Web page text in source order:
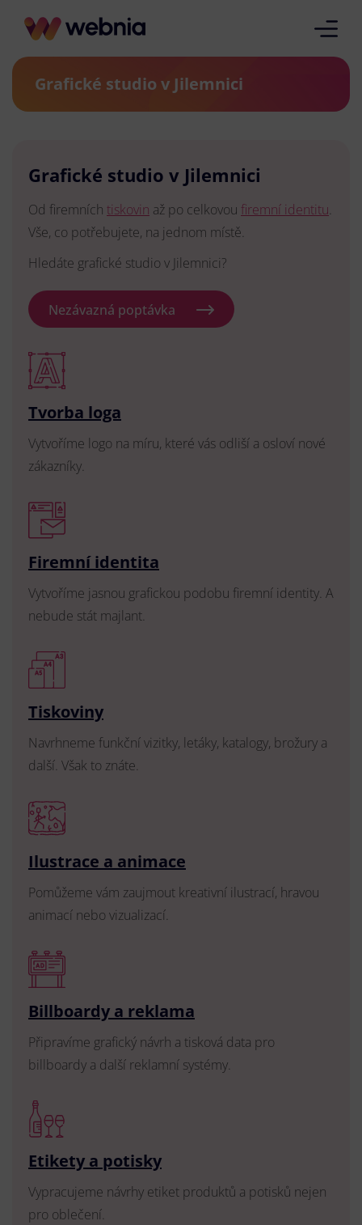
Grafické studio v Jilemnici
Grafické studio v Jilemnici
Od firemních tiskovin až po celkovou firemní identitu.
Vše, co potřebujete, na jednom místě.
Hledáte grafické studio v Jilemnici?
Nezávazná poptávka
Tvorba loga
Vytvoříme logo na míru, které vás odliší a osloví nové
zákazníky.
Firemní identita
Vytvoříme jasnou grafickou podobu firemní identity. A
nebude stát majlant.
Tiskoviny
Navrhneme funkční vizitky, letáky, katalogy, brožury a
další. Však to znáte.
Ilustrace a animace
Pomůžeme vám zaujmout kreativní ilustrací, hravou
animací nebo vizualizací.
Billboardy a reklama
Připravíme grafický návrh a tisková data pro
billboardy a další reklamní systémy.
Etikety a potisky
Vypracujeme návrhy etiket produktů a potisků nejen
pro oblečení.